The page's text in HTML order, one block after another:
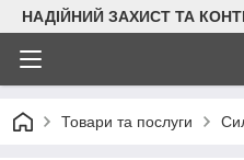
НАДІЙНИЙ ЗАХИСТ ТА
Товари та послуги